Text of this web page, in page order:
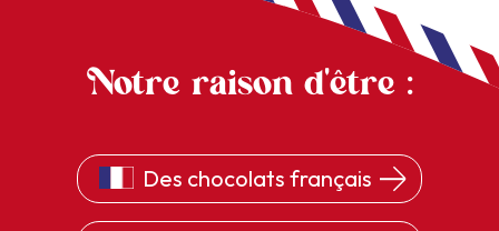
Notre raison d'être :
Des chocolats français